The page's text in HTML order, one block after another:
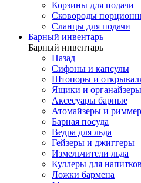
Корзины для подачи
Сковороды
Сланцы для подачи
Барный инвентарь
Барный инвентарь
Назад
Сифоны и капсулы
Штопоры и
Ящики и органайзеры
Аксесуары барные
Атомайзеры и
Барная посуда
Ведра для льда
Гейзеры и джиггеры
Измельчители льда
Куллеры для напитков
Ложки бармена